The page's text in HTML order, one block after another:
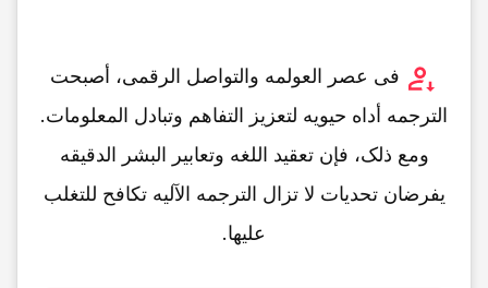
فی عصر العولمه والتواصل الرقمی، أصبحت
الترجمه أداه حیویه لتعزیز التفاهم وتبادل المعلومات.
ومع ذلک، فإن تعقید اللغه وتعابیر البشر الدقیقه
یفرضان تحدیات لا تزال الترجمه الآلیه تکافح للتغلب
علیها.